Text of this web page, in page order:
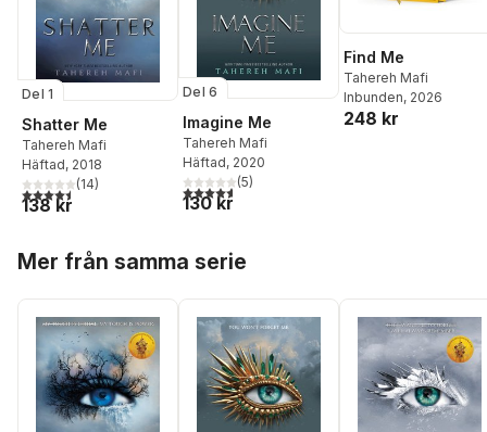
Del 1
Shatter Me
Tahereh Mafi
Häftad, 2018
4,5utav 5 stjärnor. Totalt antal röster:
(14)
138 kr
Del 6
Imagine Me
Tahereh Mafi
Häftad, 2020
4,6utav 5 stjärnor. Totalt antal röster:
(5)
130 kr
Find Me
Tahereh Mafi
Inbunden, 2026
248 kr
Mer från samma serie